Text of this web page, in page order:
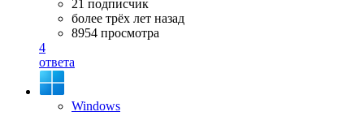
21 подписчик
более трёх лет назад
8954 просмотра
4
ответа
Windows